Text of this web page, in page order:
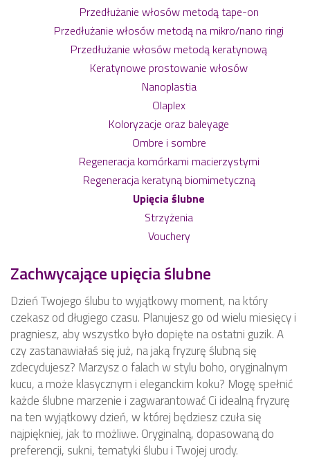
Przedłużanie włosów metodą tape-on
Przedłużanie włosów metodą na mikro/nano ringi
Przedłużanie włosów metodą keratynową
Keratynowe prostowanie włosów
Nanoplastia
Olaplex
Koloryzacje oraz baleyage
Ombre i sombre
Regeneracja komórkami macierzystymi
Regeneracja keratyną biomimetyczną
Upięcia ślubne
Strzyżenia
Vouchery
Zachwycające upięcia ślubne
Dzień Twojego ślubu to wyjątkowy moment, na który
czekasz od długiego czasu. Planujesz go od wielu miesięcy i
pragniesz, aby wszystko było dopięte na ostatni guzik. A
czy zastanawiałaś się już, na jaką fryzurę ślubną się
zdecydujesz? Marzysz o falach w stylu boho, oryginalnym
kucu, a może klasycznym i eleganckim koku? Mogę spełnić
każde ślubne marzenie i zagwarantować Ci idealną fryzurę
na ten wyjątkowy dzień, w której będziesz czuła się
najpiękniej, jak to możliwe. Oryginalną, dopasowaną do
preferencji, sukni, tematyki ślubu i Twojej urody.